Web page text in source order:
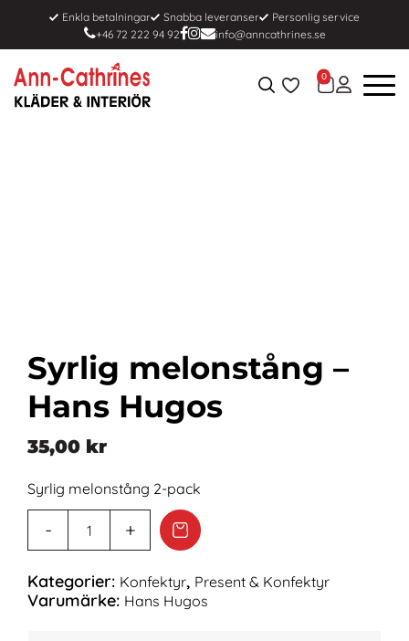
+46 72 222 94 92
Enkla betalningar Snabba leveranser
Personlig service
info@anncathrines.se
0
Syrlig melonstång –
Hans Hugos
35,00 kr
Syrlig melonstång 2-pack
Kategorier: Konfektyr, Present & Konfektyr
Varumärke: Hans Hugos